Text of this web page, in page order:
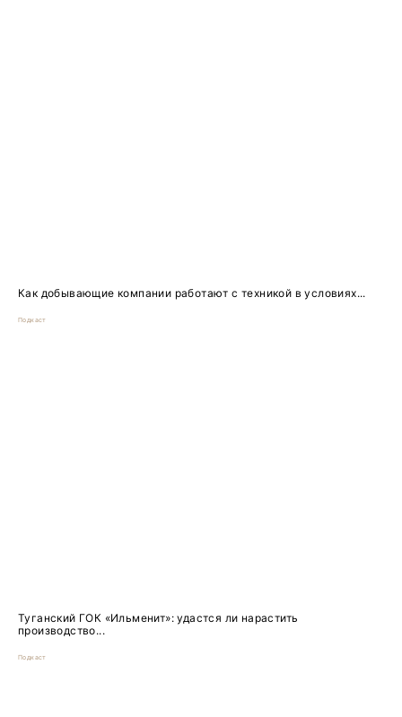
Как добывающие компании работают с техникой в условиях...
Подкаст
Туганский ГОК «Ильменит»: удастся ли нарастить
производство...
Подкаст